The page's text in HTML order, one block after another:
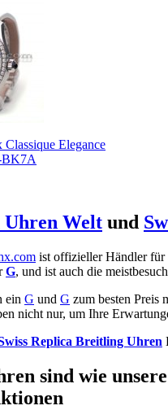
Classique Elegance
BK7A
Uhren Welt und
ist offizieller Händler für
G, und ist auch die
ein G und G zum besten Preis
nicht nur, um Ihre
Replica Breitling Uhren
sind wie